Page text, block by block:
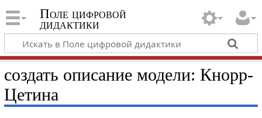
Поле цифровой
дидактики
создать описание модели: Кнорр-
Цетина